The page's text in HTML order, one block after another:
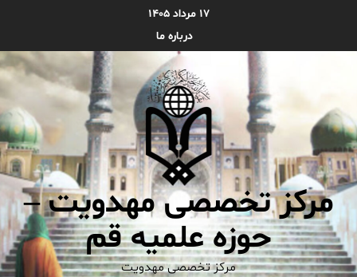
۱۷ مرداد ۱۴۰۵
درباره ما
مرکز تخصصی مهدویت –
حوزه علمیه قم
مرکز تخصصی مهدویت